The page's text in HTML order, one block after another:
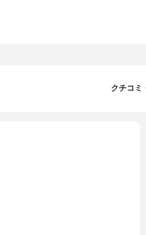
水、BG、酸化セリウム
タイン、テトラヘキシ
クチコミ